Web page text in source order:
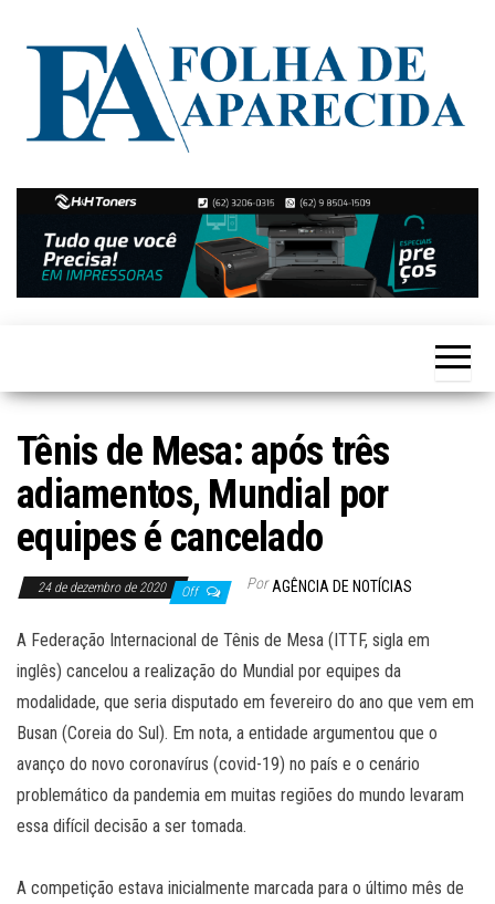
Folha de
Aparecida
Notícias
de
Aparecida
de
Goiânia
Tênis de Mesa: após três
adiamentos, Mundial por
equipes é cancelado
24 de dezembro de 2020 Off Por AGÊNCIA DE NOTÍCIAS
A Federação Internacional de Tênis de Mesa (ITTF, sigla em
inglês) cancelou a realização do Mundial por equipes da
modalidade, que seria disputado em fevereiro do ano que vem em
Busan (Coreia do Sul). Em nota, a entidade argumentou que o
avanço do novo coronavírus (covid-19) no país e o cenário
problemático da pandemia em muitas regiões do mundo levaram
essa difícil decisão a ser tomada.
A competição estava inicialmente marcada para o último mês de